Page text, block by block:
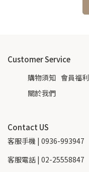
Customer Service
購物須知 會員福利
關於我們
Contact US
客服手機 | 0936-993947
客服電話 | 02-25558847